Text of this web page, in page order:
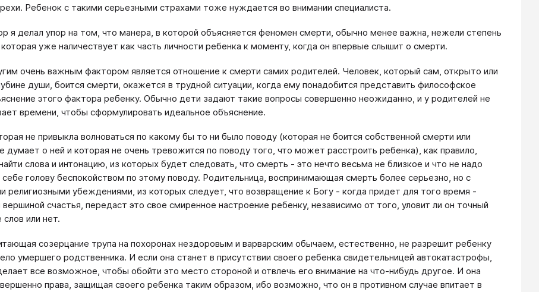
Ребенок с такими серьезными страхами тоже нуждается во внимании специалиста.
я делал упор на том, что манера, в которой объясняется феномен смерти, обычно менее важна, нежели степень
уже наличествует как часть личности ребенка к моменту, когда он впервые слышит о смерти.
очень важным фактором является отношение к смерти самих родителей. Человек, который сам, открыто или
души, боится смерти, окажется в трудной ситуации, когда ему понадобится представить философское
этого фактора ребенку. Обычно дети задают такие вопросы совершенно неожиданно, и у родителей не
времени, чтобы сформулировать идеальное объяснение.
не привыкла волноваться по какому бы то ни было поводу (которая не боится собственной смерти или
думает о ней и которая не очень тревожится по поводу того, что может расстроить ребенка), как правило,
слова и интонацию, из которых будет следовать, что смерть - это нечто весьма не близкое и что не надо
себе голову беспокойством по этому поводу. Родительница, воспринимающая смерть более серьезно, но с
религиозными убеждениями, из которых следует, что возвращение к Богу - когда придет для того время -
вершиной счастья, передаст это свое смиренное настроение ребенку, независимо от того, уловит ли он точный
или нет.
созерцание трупа на похоронах нездоровым и варварским обычаем, естественно, не разрешит ребенку
умершего родственника. И если она станет в присутствии своего ребенка свидетельницей автокатастрофы,
все возможное, чтобы обойти это место стороной и отвлечь его внимание на что-нибудь другое. И она
права, защищая своего ребенка таким образом, ибо возможно, что он в противном случае впитает в